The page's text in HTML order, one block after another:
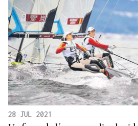
28 JUL 2021